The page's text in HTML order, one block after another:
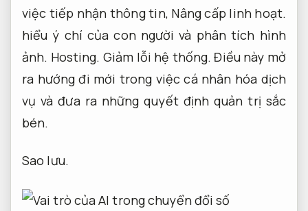
việc tiếp nhận thông tin, Nâng cấp linh hoạt.
hiểu ý chí của con người và phân tích hình
ảnh. Hosting. Giảm lỗi hệ thống. Điều này mở
ra hướng đi mới trong việc cá nhân hóa dịch
vụ và đưa ra những quyết định quản trị sắc
bén.
Sao lưu.